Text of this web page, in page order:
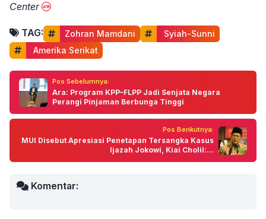
Center
TAG: Zohran Mamdani
Syiah-Sunni
Amerika Serikat
Pos Sebelumnya:
Ara: Program KPP–FLPP Jadi Senjata Negara
Perangi Pinjaman Berbunga Tinggi
Pos Berikutnya:
MUI Disebut Apresiasi Penetapan Tersangka Kasus
Ijazah Jokowi, Kiai Cholil:...
Komentar: